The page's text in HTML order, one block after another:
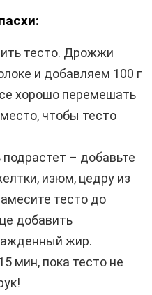
тесто. Дрожжи
и добавляем 100 г
хорошо перемешать
чтобы тесто
подрастет – добавьте
изюм, цедру из
тесто до
добавить
жир.
мин, пока тесто не